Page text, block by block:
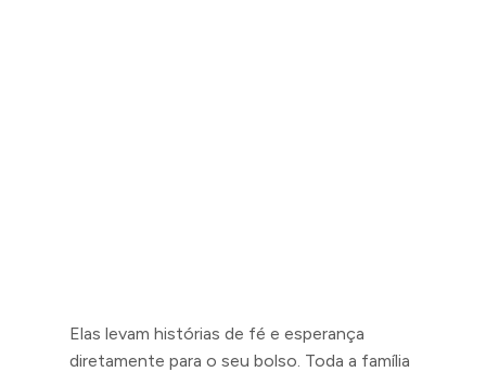
Elas levam histórias de fé e esperança
diretamente para o seu bolso. Toda a família